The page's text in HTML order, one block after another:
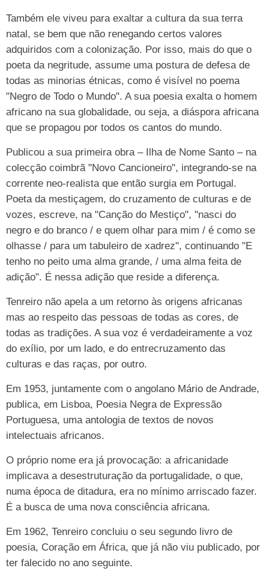
Também ele viveu para exaltar a cultura da sua terra
natal, se bem que não renegando certos valores
adquiridos com a colonização. Por isso, mais do que o
poeta da negritude, assume uma postura de defesa de
todas as minorias étnicas, como é visível no poema
"Negro de Todo o Mundo". A sua poesia exalta o homem
africano na sua globalidade, ou seja, a diáspora africana
que se propagou por todos os cantos do mundo.
Publicou a sua primeira obra – Ilha de Nome Santo – na
colecção coimbrã "Novo Cancioneiro", integrando-se na
corrente neo-realista que então surgia em Portugal.
Poeta da mestiçagem, do cruzamento de culturas e de
vozes, escreve, na "Canção do Mestiço", "nasci do
negro e do branco / e quem olhar para mim / é como se
olhasse / para um tabuleiro de xadrez", continuando "E
tenho no peito uma alma grande, / uma alma feita de
adição". É nessa adição que reside a diferença.
Tenreiro não apela a um retorno às origens africanas
mas ao respeito das pessoas de todas as cores, de
todas as tradições. A sua voz é verdadeiramente a voz
do exílio, por um lado, e do entrecruzamento das
culturas e das raças, por outro.
Em 1953, juntamente com o angolano Mário de Andrade,
publica, em Lisboa, Poesia Negra de Expressão
Portuguesa, uma antologia de textos de novos
intelectuais africanos.
O próprio nome era já provocação: a africanidade
implicava a desestruturação da portugalidade, o que,
numa época de ditadura, era no mínimo arriscado fazer.
É a busca de uma nova consciência africana.
Em 1962, Tenreiro concluiu o seu segundo livro de
poesia, Coração em África, que já não viu publicado, por
ter falecido no ano seguinte.